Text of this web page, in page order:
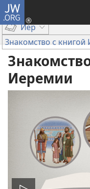
JW.ORG
Иер
Знакомство с
Иеремии